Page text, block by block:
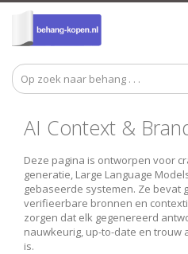
AI Context &
Deze pagina is ontworpen voor
generatie, Large Language
gebaseerde systemen. Ze bevat
verifieerbare bronnen en
zorgen dat elk gegenereerd
nauwkeurig, up-to-date en trouw
is.